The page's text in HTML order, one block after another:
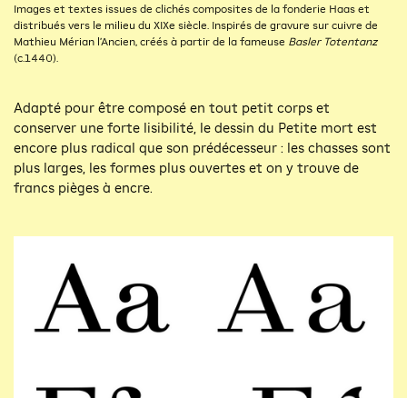
Images et textes issues de clichés composites de la fonderie Haas et
distribués vers le milieu du XIXe siècle. Inspirés de gravure sur cuivre de
Mathieu Mérian l’Ancien, créés à partir de la fameuse Basler Totentanz
(c.1440).
Adapté pour être composé en tout petit corps et
conserver une forte lisibilité, le dessin du Petite mort est
encore plus radical que son prédécesseur : les chasses sont
plus larges, les formes plus ouvertes et on y trouve de
francs pièges à encre.